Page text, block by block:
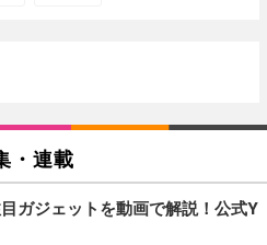
・連載
目ガジェットを動画で解説！公式Y